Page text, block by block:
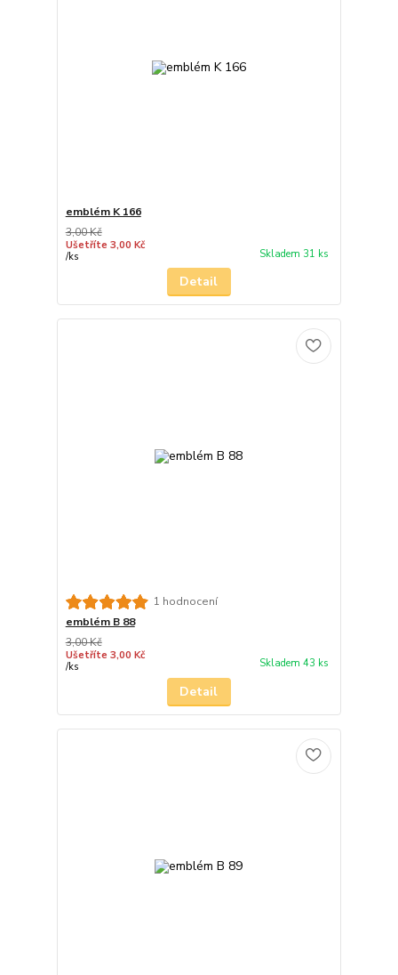
emblém K 166
3,00 Kč
Ušetříte 3,00 Kč
/ks Skladem 31 ks
Detail
1 hodnocení
emblém B 88
3,00 Kč
Ušetříte 3,00 Kč
/ks Skladem 43 ks
Detail